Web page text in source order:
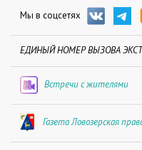
Мы в соцсетях
ЕДИНЫЙ НОМЕР ВЫЗОВА
Встречи с жителями
Газета Ловозерская